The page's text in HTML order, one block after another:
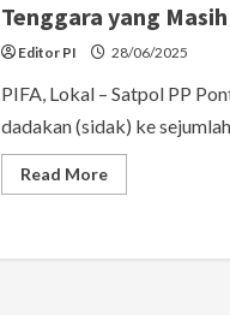
Tenggara yang
Editor PI 28/06/2025
PIFA, Lokal – Satpol PP
dadakan (sidak) ke
Read MoreRead
more
Sidak